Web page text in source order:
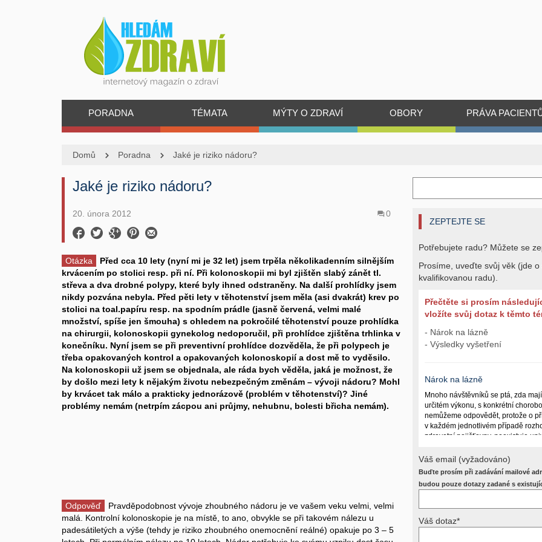
PORADNA TÉMATA MÝTY O ZDRAVÍ OBORY PRÁVA
Domů Poradna Jaké je riziko nádoru?
Jaké je riziko nádoru?
20. února 2012 0
Otázka
Před cca 10 lety (nyní mi je 32 let) jsem trpěla několikadenním silnějším
krvácením po stolici resp. při ní. Při kolonoskopii mi byl zjištěn slabý zánět tl.
střeva a dva drobné polypy, které byly ihned odstraněny. Na další prohlídky jsem
nikdy pozvána nebyla. Před pěti lety v těhotenství jsem měla (asi dvakrát) krev po
stolici na toal.papíru resp. na spodním prádle (jasně červená, velmi malé
množství, spíše jen šmouha) s ohledem na pokročilé těhotenství pouze prohlídka
na chirurgii, kolonoskopii gynekolog nedoporučil, při prohlídce zjištěna trhlinka v
konečníku. Nyní jsem se při preventivní prohlídce dozvěděla, že při polypech je
třeba opakovaných kontrol a opakovaných kolonoskopií a dost mě to vyděsilo.
Na kolonoskopii už jsem se objednala, ale ráda bych věděla, jaká je možnost, že
by došlo mezi lety k nějakým životu nebezpečným změnám – vývoji nádoru? Mohl
by krvácet tak málo a prakticky jednorázově (problém v těhotenství)? Jiné
problémy nemám (netrpím zácpou ani průjmy, nehubnu, bolesti břicha nemám).
Odpověď
Pravděpodobnost vývoje zhoubného nádoru je ve vašem veku velmi, velmi
malá. Kontrolní kolonoskopie je na místě, to ano, obvykle se při takovém nálezu u
padesátiletých a výše (tehdy je riziko zhoubného onemocnění reálné) opakuje po 3 – 5
ZEPTEJTE SE
Potřebujete radu? Můžete se
Prosíme, uveďte svůj věk (jde
kvalifikovanou radu).
Přečtěte si prosím
vložíte svůj dotaz k těmto
- Nárok na lázně
- Výsledky vyšetření
Nárok na lázně
Mnoho návštěvníků se ptá, zda mají
určitém výkonu, s konkrétní
nemůžeme odpovědět, protože o
v každém jednotlivém případě
zdravotní pojišťovny, neexistuje
(kuřáctví, inkontinence), funkčním
dalších zdravotních okolnostech.
Požádejte svého ošetřujícího
Váš email (vyžadováno)
Buďte prosím při zadávání mailové
budou pouze dotazy zadané s
Váš dotaz*